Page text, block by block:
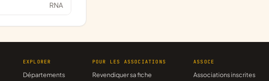
RNA
EXPLORER
Départements
POUR LES ASSOCIATIONS
Revendiquer sa fiche
ASSOCE
Associations inscrites